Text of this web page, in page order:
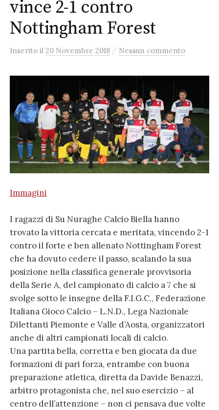
vince 2-1 contro
Nottingham Forest
Inserito il 20 Novembre 2018 / Nessun commento
Immagini
I ragazzi di Su Nuraghe Calcio Biella hanno
trovato la vittoria cercata e meritata, vincendo 2-1
contro il forte e ben allenato Nottingham Forest
che ha dovuto cedere il passo, scalando la sua
posizione nella classifica generale provvisoria
della Serie A, del campionato di calcio a 7 che si
svolge sotto le insegne della F.I.G.C., Federazione
Italiana Gioco Calcio – L.N.D., Lega Nazionale
Dilettanti Piemonte e Valle d’Aosta, organizzatori
anche di altri campionati locali di calcio.
Una partita bella, corretta e ben giocata da due
formazioni di pari forza, entrambe con buona
preparazione atletica, diretta da Davide Benazzi,
arbitro protagonista che, nel suo esercizio – al
centro dell’attenzione – non ci pensava due volte